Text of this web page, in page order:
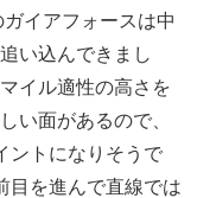
イアフォースは中
い込んできまし
イル適性の高さを
い面があるので、
ントになりそうで
目を進んで直線では